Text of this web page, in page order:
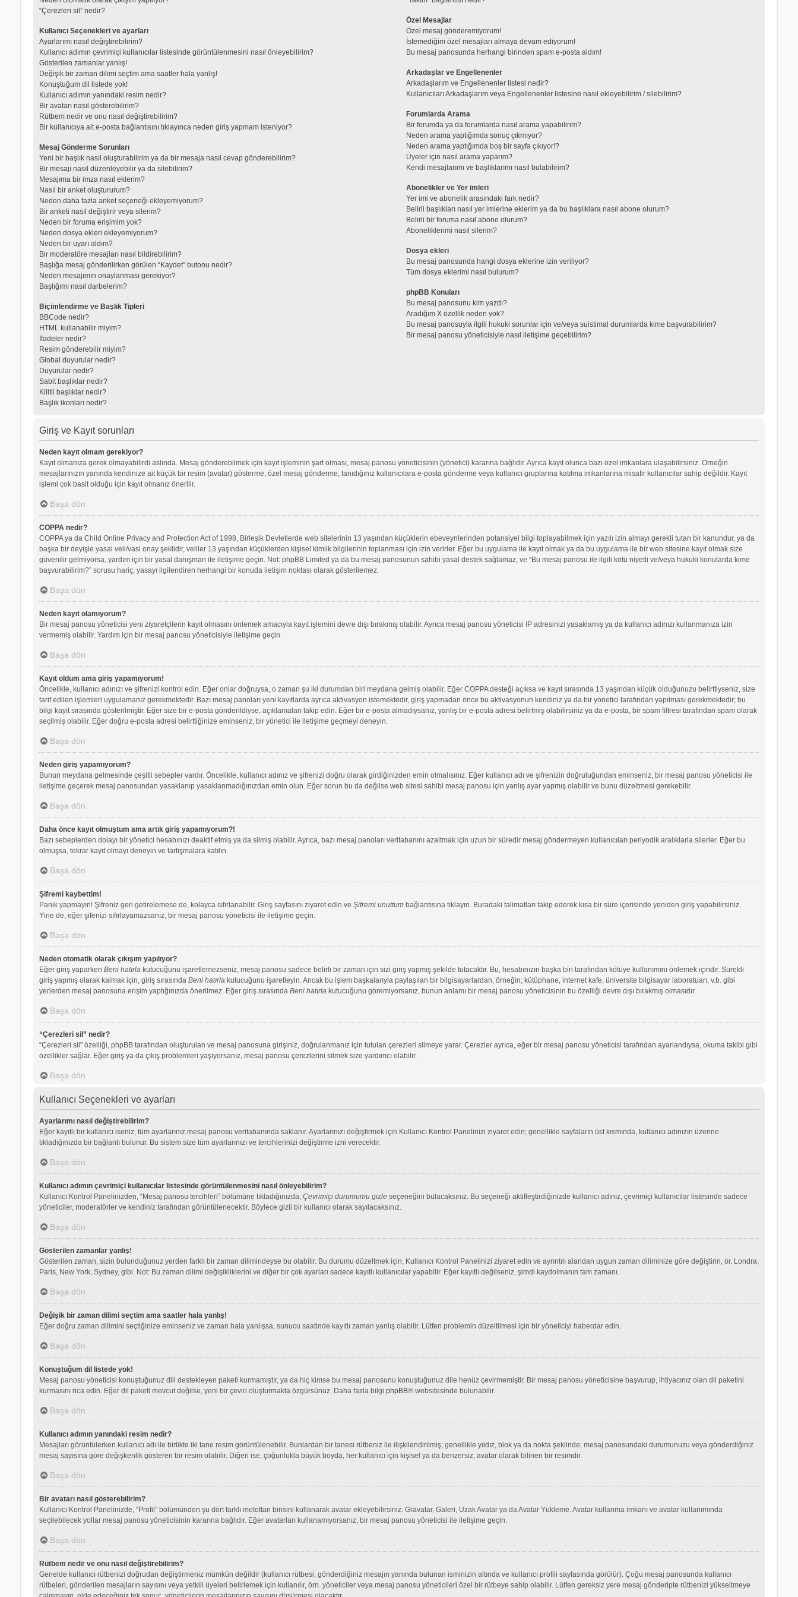
“Çerezleri sil” nedir?
Kullanıcı Seçenekleri ve ayarları
Ayarlarımı nasıl değiştirebilirim?
Kullanıcı adımın çevrimiçi kullanıcılar listesinde görüntülenmesini nasıl önleyebilirim?
Gösterilen zamanlar yanlış!
Değişik bir zaman dilimi seçtim ama saatler hala yanlış!
Konuştuğum dil listede yok!
Kullanıcı adımın yanındaki resim nedir?
Bir avatarı nasıl gösterebilirim?
Rütbem nedir ve onu nasıl değiştirebilirim?
Bir kullanıcıya ait e-posta bağlantısını tıklayınca neden giriş yapmam isteniyor?
Mesaj Gönderme Sorunları
Yeni bir başlık nasıl oluşturabilirim ya da bir mesaja nasıl cevap gönderebilirim?
Bir mesajı nasıl düzenleyebilir ya da silebilirim?
Mesajıma bir imza nasıl eklerim?
Nasıl bir anket oluştururum?
Neden daha fazla anket seçeneği ekleyemiyorum?
Bir anketi nasıl değiştirir veya silerim?
Neden bir foruma erişimim yok?
Neden dosya ekleri ekleyemiyorum?
Neden bir uyarı aldım?
Bir moderatöre mesajları nasıl bildirebilirim?
Başlığa mesaj gönderilirken görülen “Kaydet” butonu nedir?
Neden mesajımın onaylanması gerekiyor?
Başlığımı nasıl darbelerim?
Biçimlendirme ve Başlık Tipleri
BBCode nedir?
HTML kullanabilir miyim?
İfadeler nedir?
Resim gönderebilir miyim?
Global duyurular nedir?
Duyurular nedir?
Sabit başlıklar nedir?
Kilitli başlıklar nedir?
Başlık ikonları nedir?
Özel Mesajlar
Özel mesaj gönderemiyorum!
İstemediğim özel mesajları almaya devam ediyorum!
Bu mesaj panosunda herhangi birinden spam e-posta aldım!
Arkadaşlar ve Engellenenler
Arkadaşlarım ve Engellenenler listesi nedir?
Kullanıcıları Arkadaşlarım veya Engellenenler listesine nasıl ekleyebilirim / silebilirim?
Forumlarda Arama
Bir forumda ya da forumlarda nasıl arama yapabilirim?
Neden arama yaptığımda sonuç çıkmıyor?
Neden arama yaptığımda boş bir sayfa çıkıyor!?
Üyeler için nasıl arama yaparım?
Kendi mesajlarımı ve başlıklarımı nasıl bulabilirim?
Abonelikler ve Yer imleri
Yer imi ve abonelik arasındaki fark nedir?
Belirli başlıkları nasıl yer imlerine eklerim ya da bu başlıklara nasıl abone olurum?
Belirli bir foruma nasıl abone olurum?
Aboneliklerimi nasıl silerim?
Dosya ekleri
Bu mesaj panosunda hangi dosya eklerine izin veriliyor?
Tüm dosya eklerimi nasıl bulurum?
phpBB Konuları
Bu mesaj panosunu kim yazdı?
Aradığım X özellik neden yok?
Bu mesaj panosuyla ilgili hukuki sorunlar için ve/veya suistimal durumlarda kime başvurabilirim?
Bir mesaj panosu yöneticisiyle nasıl iletişime geçebilirim?
Giriş ve Kayıt sorunları
Neden kayıt olmam gerekiyor?
Kayıt olmanıza gerek olmayabilirdi aslında. Mesaj gönderebilmek için kayıt işleminin şart olması, mesaj panosu yöneticisinin (yönetici) kararına bağlıdır. Ayrıca kayıt olunca bazı özel imkanlara ulaşabilirsiniz. Örneğin
mesajlarınızın yanında kendinize ait küçük bir resim (avatar) gösterme, özel mesaj gönderme, tanıdığınız kullanıcılara e-posta gönderme veya kullanıcı gruplarına katılma imkanlarına misafir kullanıcılar sahip değildir. Kayıt
işlemi çok basit olduğu için kayıt olmanız önerilir.
Başa dön
COPPA nedir?
COPPA ya da Child Online Privacy and Protection Act of 1998, Birleşik Devletlerde web sitelerinin 13 yaşından küçüklerin ebeveynlerinden potansiyel bilgi toplayabilmek için yazılı izin almayı gerekli tutan bir kanundur, ya da
başka bir deyişle yasal veli/vasi onay şeklidir, veliler 13 yaşından küçüklerden kişisel kimlik bilgilerinin toplanması için izin verirler. Eğer bu uygulama ile kayıt olmak ya da bu uygulama ile bir web sitesine kayıt olmak size
güvenilir gelmiyorsa, yardım için bir yasal danışman ile iletişime geçin. Not: phpBB Limited ya da bu mesaj panosunun sahibi yasal destek sağlamaz, ve “Bu mesaj panosu ile ilgili kötü niyetli ve/veya hukuki konularda kime
başvurabilirim?” sorusu hariç, yasayı ilgilendiren herhangi bir konuda iletişim noktası olarak gösterilemez.
Başa dön
Neden kayıt olamıyorum?
Bir mesaj panosu yöneticisi yeni ziyaretçilerin kayıt olmasını önlemek amacıyla kayıt işlemini devre dışı bırakmış olabilir. Ayrıca mesaj panosu yöneticisi IP adresinizi yasaklamış ya da kullanıcı adınızı kullanmanıza izin
vermemiş olabilir. Yardım için bir mesaj panosu yöneticisiyle iletişime geçin.
Başa dön
Kayıt oldum ama giriş yapamıyorum!
Öncelikle, kullanıcı adınızı ve şifrenizi kontrol edin. Eğer onlar doğruysa, o zaman şu iki durumdan biri meydana gelmiş olabilir. Eğer COPPA desteği açıksa ve kayıt sırasında 13 yaşından küçük olduğunuzu belirttiyseniz, size
tarif edilen işlemleri uygulamanız gerekmektedir. Bazı mesaj panoları yeni kayıtlarda ayrıca aktivasyon istemektedir, giriş yapmadan önce bu aktivasyonun kendiniz ya da bir yönetici tarafından yapılması gerekmektedir; bu
bilgi kayıt sırasında gösterilmiştir. Eğer size bir e-posta gönderildiyse, açıklamaları takip edin. Eğer bir e-posta almadıysanız, yanlış bir e-posta adresi belirtmiş olabilirsiniz ya da e-posta, bir spam filtresi tarafından spam olarak
seçilmiş olabilir. Eğer doğru e-posta adresi belirttiğinize eminseniz, bir yönetici ile iletişime geçmeyi deneyin.
Başa dön
Neden giriş yapamıyorum?
Bunun meydana gelmesinde çeşitli sebepler vardır. Öncelikle, kullanıcı adınız ve şifrenizi doğru olarak girdiğinizden emin olmalısınız. Eğer kullanıcı adı ve şifrenizin doğruluğundan eminseniz, bir mesaj panosu yöneticisi ile
iletişime geçerek mesaj panosundan yasaklanıp yasaklanmadığınızdan emin olun. Eğer sorun bu da değilse web sitesi sahibi mesaj panosu için yanlış ayar yapmış olabilir ve bunu düzeltmesi gerekebilir.
Başa dön
Daha önce kayıt olmuştum ama artık giriş yapamıyorum?!
Bazı sebeplerden dolayı bir yönetici hesabınızı deaktif etmiş ya da silmiş olabilir. Ayrıca, bazı mesaj panoları veritabanını azaltmak için uzun bir süredir mesaj göndermeyen kullanıcıları periyodik aralıklarla silerler. Eğer bu
olmuşsa, tekrar kayıt olmayı deneyin ve tartışmalara katılın.
Başa dön
Şifremi kaybettim!
Panik yapmayın! Şifreniz geri getirelemese de, kolayca sıfırlanabilir. Giriş sayfasını ziyaret edin ve Şifremi unuttumbağlantısına tıklayın. Buradaki talimatları takip ederek kısa bir süre içerisinde yeniden giriş yapabilirsiniz.
Yine de, eğer şifenizi sıfırlayamazsanız, bir mesaj panosu yöneticisi ile iletişime geçin.
Başa dön
Neden otomatik olarak çıkışım yapılıyor?
Eğer giriş yaparken Beni hatırlakutucuğunu işaretlemezseniz, mesaj panosu sadece belirli bir zaman için sizi giriş yapmış şekilde tutacaktır. Bu, hesabınızın başka biri tarafından kötüye kullanımını önlemek içindir. Sürekli
giriş yapmış olarak kalmak için, giriş sırasında Beni hatırlakutucuğunu işaretleyin. Ancak bu işlem başkalarıyla paylaşılan bir bilgisayarlardan, örneğin; kütüphane, internet kafe, üniversite bilgisayar laboratuarı, v.b. gibi
yerlerden mesaj panosuna erişim yaptığınızda önerilmez. Eğer giriş sırasında Beni hatırlakutucuğunu göremiyorsanız, bunun anlamı bir mesaj panosu yöneticisinin bu özelliği devre dışı bırakmış olmasıdır.
Başa dön
“Çerezleri sil” nedir?
“Çerezleri sil” özelliği, phpBB tarafından oluşturulan ve mesaj panosuna girişiniz, doğrulanmanız için tutulan çerezleri silmeye yarar. Çerezler ayrıca, eğer bir mesaj panosu yöneticisi tarafından ayarlandıysa, okuma takibi gibi
özellikler sağlar. Eğer giriş ya da çıkış problemleri yaşıyorsanız, mesaj panosu çerezlerini silmek size yardımcı olabilir.
Başa dön
Kullanıcı Seçenekleri ve ayarları
Ayarlarımı nasıl değiştirebilirim?
Eğer kayıtlı bir kullanıcı iseniz, tüm ayarlarınız mesaj panosu veritabanında saklanır. Ayarlarınızı değiştirmek için Kullanıcı Kontrol Panelinizi ziyaret edin; genellikle sayfaların üst kısmında, kullanıcı adınızın üzerine
tıkladığınızda bir bağlantı bulunur. Bu sistem size tüm ayarlarınızı ve tercihlerinizi değiştirme izni verecektir.
Başa dön
Kullanıcı adımın çevrimiçi kullanıcılar listesinde görüntülenmesini nasıl önleyebilirim?
Kullanıcı Kontrol Panelinizden, “Mesaj panosu tercihleri” bölümüne tıkladığınızda, Çevrimiçi durumumu gizleseçeneğini bulacaksınız. Bu seçeneği aktifleştirdiğinizde kullanıcı adınız, çevrimiçi kullanıcılar listesinde sadece
yöneticiler, moderatörler ve kendiniz tarafından görüntülenecektir. Böylece gizli bir kullanıcı olarak sayılacaksınız.
Başa dön
Gösterilen zamanlar yanlış!
Gösterilen zaman, sizin bulunduğunuz yerden farklı bir zaman dilimindeyse bu olabilir. Bu durumu düzeltmek için, Kullanıcı Kontrol Panelinizi ziyaret edin ve ayrıntılı alandan uygun zaman diliminize göre değiştirin, ör. Londra,
Paris, New York, Sydney, gibi. Not: Bu zaman dilimi değişikliklerini ve diğer bir çok ayarları sadece kayıtlı kullanıcılar yapabilir. Eğer kayıtlı değilseniz, şimdi kaydolmanın tam zamanı.
Başa dön
Değişik bir zaman dilimi seçtim ama saatler hala yanlış!
Eğer doğru zaman dilimini seçtiğinize eminseniz ve zaman hala yanlışsa, sunucu saatinde kayıtlı zaman yanlış olabilir. Lütfen problemin düzeltilmesi için bir yöneticiyi haberdar edin.
Başa dön
Konuştuğum dil listede yok!
Mesaj panosu yöneticisi konuştuğunuz dili destekleyen paketi kurmamıştır, ya da hiç kimse bu mesaj panosunu konuştuğunuz dile henüz çevirmemiştir. Bir mesaj panosu yöneticisine başvurup, ihtiyacınız olan dil paketini
kurmasını rica edin. Eğer dil paketi mevcut değilse, yeni bir çeviri oluşturmakta özgürsünüz. Daha fazla bilgi phpBB® websitesinde bulunabilir.
Başa dön
Kullanıcı adımın yanındaki resim nedir?
Mesajları görüntülerken kullanıcı adı ile birlikte iki tane resim görüntülenebilir. Bunlardan bir tanesi rütbeniz ile ilişkilendirilmiş; genellikle yıldız, blok ya da nokta şeklinde; mesaj panosundaki durumunuzu veya gönderdiğiniz
mesaj sayısına göre değişkenlik gösteren bir resim olabilir. Diğeri ise, çoğunlukla büyük boyda, her kullanıcı için kişisel ya da benzersiz, avatar olarak bilinen bir resimdir.
Başa dön
Bir avatarı nasıl gösterebilirim?
Kullanıcı Kontrol Panelinizde, “Profil” bölümünden şu dört farklı metottan birisini kullanarak avatar ekleyebilirsiniz: Gravatar, Galeri, Uzak Avatar ya da Avatar Yükleme. Avatar kullanma imkanı ve avatar kullanımında
seçilebilecek yollar mesaj panosu yöneticisinin kararına bağlıdır. Eğer avatarları kullanamıyorsanız, bir mesaj panosu yöneticisi ile iletişime geçin.
Başa dön
Rütbem nedir ve onu nasıl değiştirebilirim?
Genelde kullanıcı rütbenizi doğrudan değiştirmeniz mümkün değildir (kullanıcı rütbesi, gönderdiğiniz mesajın yanında bulunan isminizin altında ve kullanıcı profili sayfasında görülür). Çoğu mesaj panosunda kullanıcı
rütbeleri, gönderilen mesajların sayısını veya yetkili üyeleri belirlemek için kullanılır, örn. yöneticiler veya mesaj panosu yöneticileri özel bir rütbeye sahip olabilir. Lütfen gereksiz yere mesaj gönderipte rütbenizi yükseltmeye